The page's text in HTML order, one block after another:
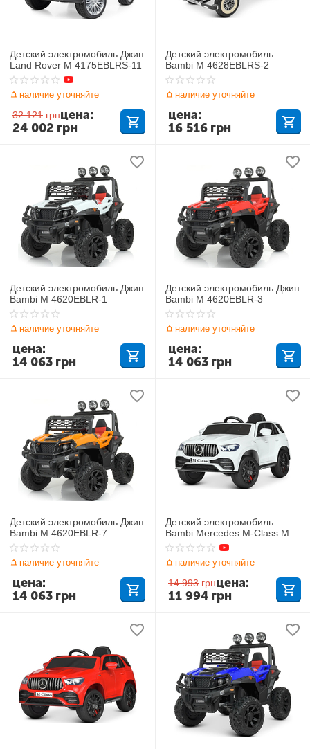
Детский электромобиль Джип
Land Rover M 4175EBLRS-11
наличие уточняйте
32 121 грн
24 002 грн
цена:
Детский электромобиль
Bambi M 4628EBLRS-2
наличие уточняйте
16 516 грн
цена:
Детский электромобиль Джип
Bambi M 4620EBLR-1
наличие уточняйте
14 063 грн
цена:
Детский электромобиль Джип
Bambi M 4620EBLR-3
наличие уточняйте
14 063 грн
цена:
Детский электромобиль Джип
Bambi M 4620EBLR-7
наличие уточняйте
14 063 грн
цена:
Детский электромобиль
Bambi Mercedes M-Class M
4781EBLR-1
наличие уточняйте
14 993 грн
11 994 грн
цена: